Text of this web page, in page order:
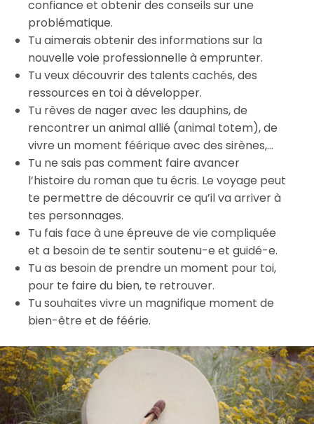
confiance et obtenir des conseils sur une
problématique.
Tu aimerais obtenir des informations sur la
nouvelle voie professionnelle à emprunter.
Tu veux découvrir des talents cachés, des
ressources en toi à développer.
Tu rêves de nager avec les dauphins, de
rencontrer un animal allié (animal totem), de
vivre un moment féérique avec des sirènes,…
Tu ne sais pas comment faire avancer
l’histoire du roman que tu écris. Le voyage peut
te permettre de découvrir ce qu’il va arriver à
tes personnages.
Tu fais face à une épreuve de vie compliquée
et a besoin de te sentir soutenu-e et guidé-e.
Tu as besoin de prendre un moment pour toi,
pour te faire du bien, te retrouver.
Tu souhaites vivre un magnifique moment de
bien-être et de féérie.